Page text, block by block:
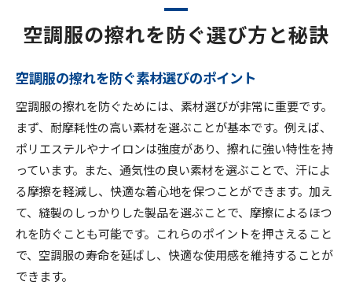
擦れない空調服の選び方とは？
擦れを防ぐ空調服の選び方ガイド
インナー選びで空調服の効果を引き出す
空調服の寿命を延ばす保管方法
擦れ防止の空調服で快適な作業を
空調服の選び方と体への影響
空調服の長寿命化のためのポイント
空調服寿命を延ばすメンテナンス術
空調服が引き起こす事故の予防策
効果を保つ空調服の洗濯方法
空調服の擦れを防ぐ選び方と秘訣
空調服の擦れを防ぐ素材選びのポイント
空調服の擦れを防ぐためには、素材選びが非常に重要です。
まず、耐摩耗性の高い素材を選ぶことが基本です。例えば、
ポリエステルやナイロンは強度があり、擦れに強い特性を持
っています。また、通気性の良い素材を選ぶことで、汗によ
る摩擦を軽減し、快適な着心地を保つことができます。加え
て、縫製のしっかりした製品を選ぶことで、摩擦によるほつ
れを防ぐことも可能です。これらのポイントを押さえること
で、空調服の寿命を延ばし、快適な使用感を維持することが
できます。